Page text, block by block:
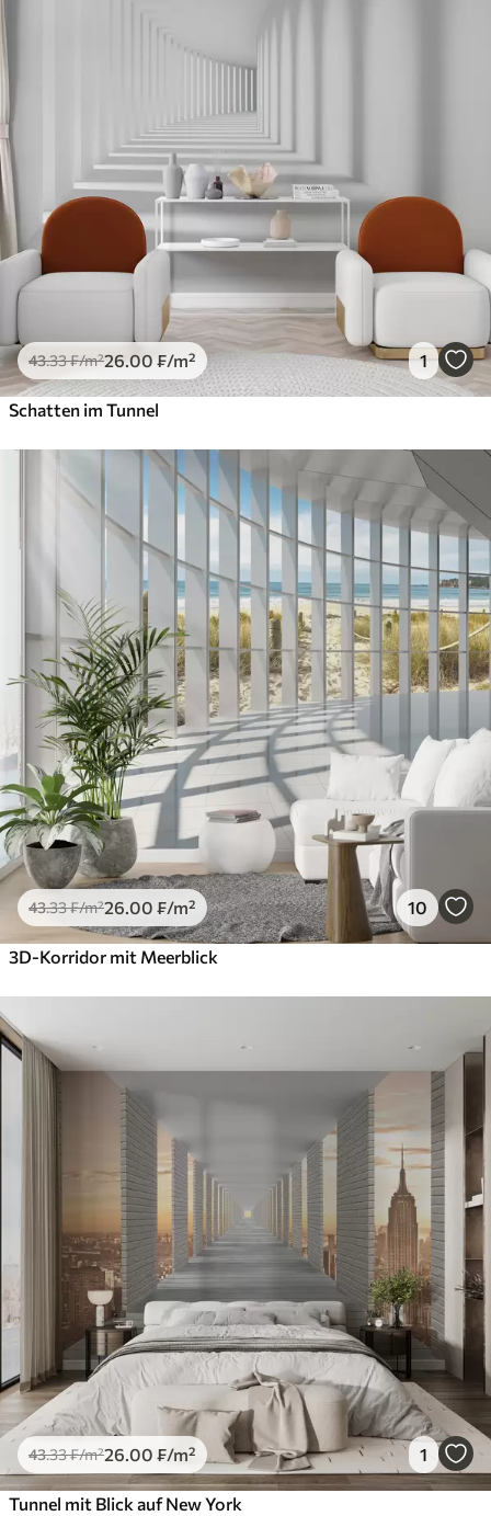
43.33₣/m²26.00 ₣/m² 1
Schatten im Tunnel
43.33₣/m²26.00 ₣/m² 10
3D-Korridor mit Meerblick
43.33₣/m²26.00 ₣/m² 1
Tunnel mit Blick auf New York